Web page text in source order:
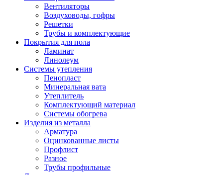
Вентиляторы
Воздуховоды, гофры
Решетки
Трубы и комплектующие
Покрытия для пола
Ламинат
Линолеум
Системы утепления
Пенопласт
Минеральная вата
Утеплитель
Комплектующий материал
Системы обогрева
Изделия из металла
Арматура
Оцинкованные листы
Профлист
Разное
Трубы профильные